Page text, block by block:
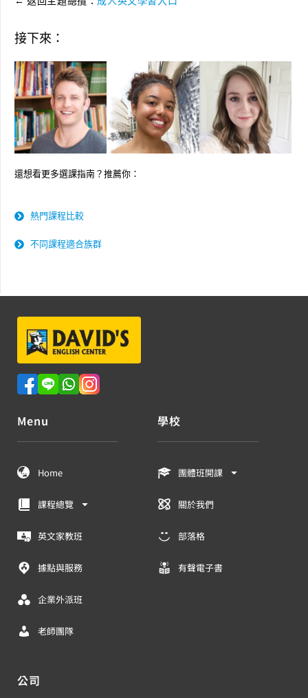
接下來：
還想看更多選課指南？推薦你：
熱門課程比較
不同課程適合族群
Menu
Home
課程總覽
英文家教班
據點與服務
企業外派班
老師團隊
學校
團體班開課
關於我們
部落格
有聲電子書
公司